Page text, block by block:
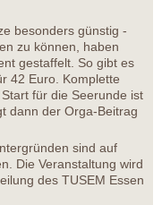
besonders günstig -
zu können, haben
gestaffelt. So gibt es
42 Euro. Komplette
für die Seerunde ist
dann der Orga-Beitrag
sind auf
Die Veranstaltung wird
des TUSEM Essen